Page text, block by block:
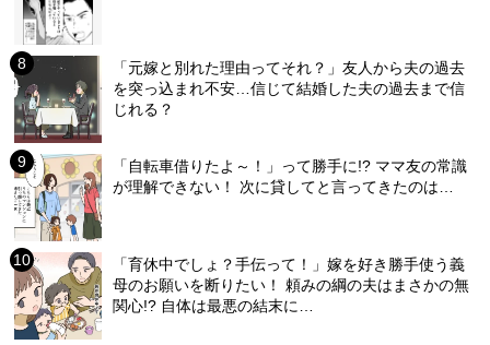
「元嫁と別れた理由ってそれ？」友人から夫の過去
を突っ込まれ不安…信じて結婚した夫の過去まで信
じれる？
「自転車借りたよ～！」って勝手に!? ママ友の常識
が理解できない！ 次に貸してと言ってきたのは…
「育休中でしょ？手伝って！」嫁を好き勝手使う義
母のお願いを断りたい！ 頼みの綱の夫はまさかの無
関心!? 自体は最悪の結末に…